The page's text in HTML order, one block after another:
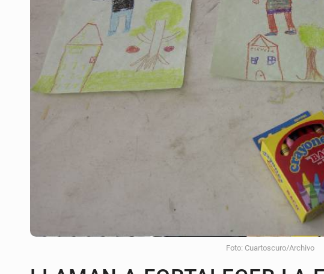
Fiscalía continúa búsqueda de Ricardo Cabezas
Proponen consulta popular por desarrollo de
Buscan a otros tres por feminicidio de Valeria
Fiscalías, SIAPA y transporte, entre los
Que el IPEJAL encabece la lista de deudores
Foto: Cuartoscuro/Archivo